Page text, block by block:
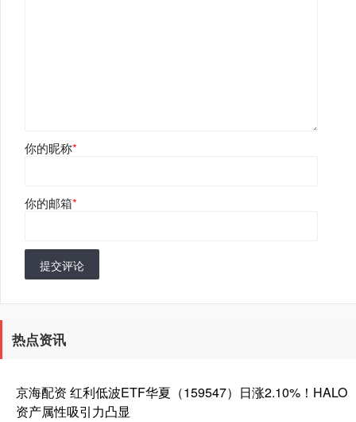
你的昵称*
你的邮箱*
提交评论
热点资讯
京海配资 红利低波ETF华夏（159547）日涨2.10%！HALO
资产属性吸引力凸显